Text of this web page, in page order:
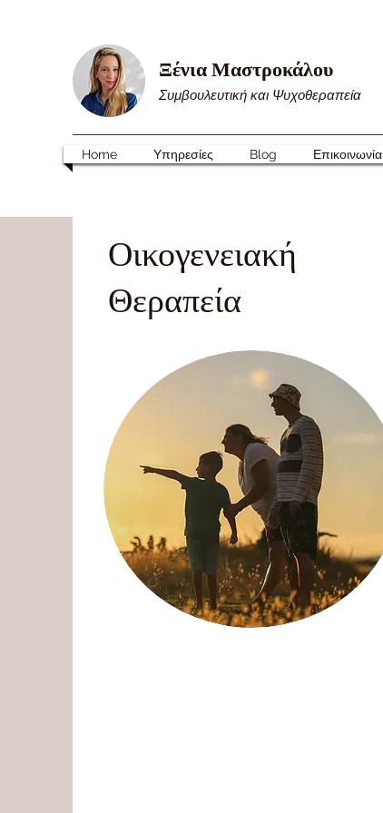
Ξένια Μαστροκάλου
Συμβουλευτική και Ψυχοθεραπεία
Home Υπηρεσίες Blog Επικοινωνία
Οικογενειακή
Θεραπεία